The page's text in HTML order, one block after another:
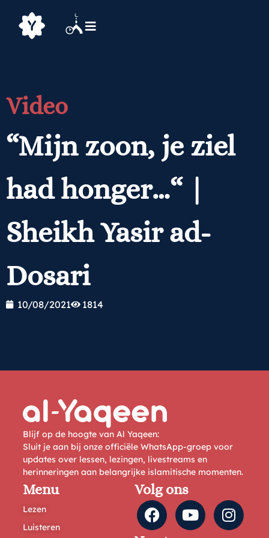
Video
“Mijn zoon, je ziel
had honger…“ |
Sheikh Yasir ad-
Dosari
10/08/2021 1814
Blijf op de hoogte van Al Yaqeen:
Sluit je aan bij onze officiële WhatsApp-groep voor
updates over lessen, lezingen, livestreams en
herinneringen aan belangrijke islamitische momenten.
Menu
Lezen
Luisteren
Volg ons